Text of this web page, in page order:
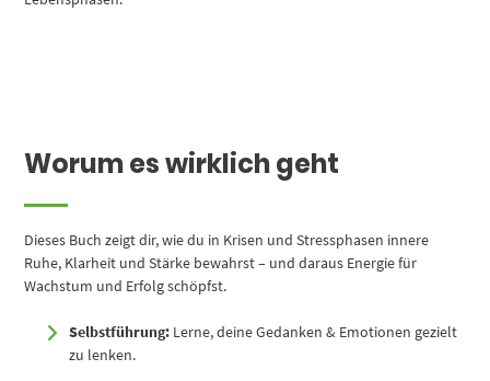
Worum es wirklich geht
Dieses Buch zeigt dir, wie du in Krisen und Stressphasen innere
Ruhe, Klarheit und Stärke bewahrst – und daraus Energie für
Wachstum und Erfolg schöpfst.
Selbstführung: Lerne, deine Gedanken & Emotionen gezielt
zu lenken.